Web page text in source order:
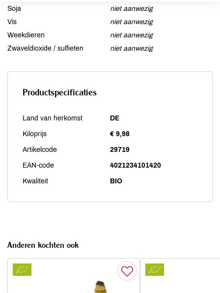
Soja
niet aanwezig
Vis
niet aanwezig
Weekdieren
niet aanwezig
Zwaveldioxide / sulfieten
niet aanwezig
Productspecificaties
Land van herkomst DE
Kiloprijs € 9,98
Artikelcode 29719
EAN-code 4021234101420
Kwaliteit BIO
Anderen kochten ook